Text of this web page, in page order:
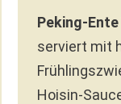
Peking-
serviert mit
Hoisin-